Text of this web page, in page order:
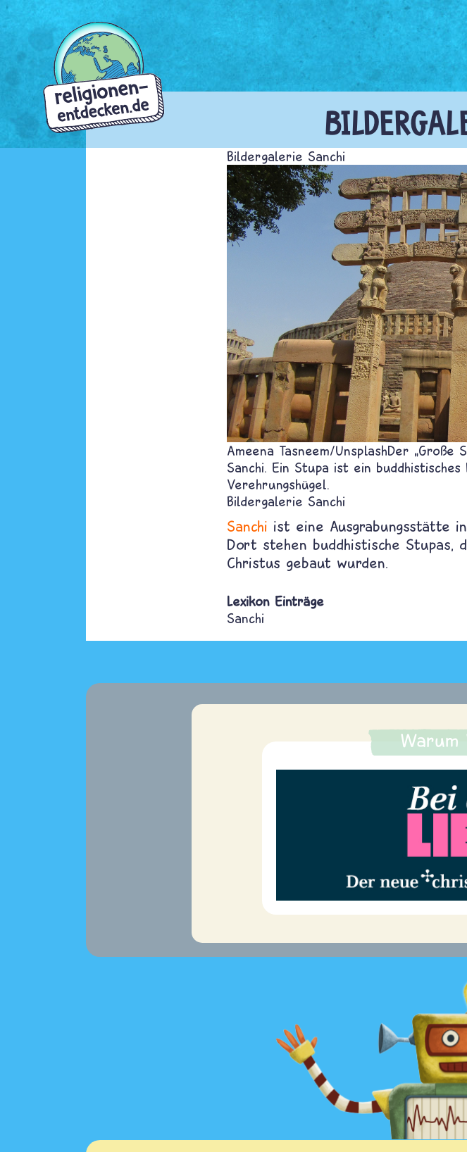
Direkt
zum
Bildergalerie Sanchi
Ameena Tasneem/UnsplashDer „Große
Sanchi. Ein Stupa ist ein
Verehrungshügel.
Bildergalerie Sanchi
Sanchi ist eine Ausgrabungsstätte
Dort stehen buddhistische Stupas,
Christus gebaut wurden.
Lexikon Einträge
Sanchi
Warum